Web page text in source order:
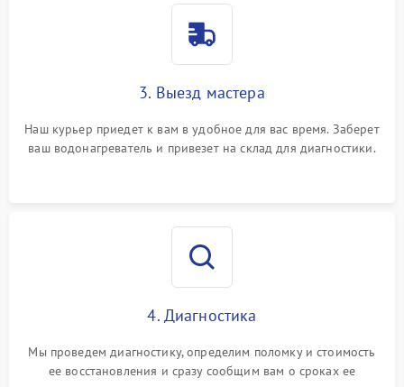
3. Выезд мастера
Наш курьер приедет к вам в удобное для вас время. Заберет
ваш водонагреватель и привезет на склад для диагностики.
4. Диагностика
Мы проведем диагностику, определим поломку и стоимость
ее восстановления и сразу сообщим вам о сроках ее